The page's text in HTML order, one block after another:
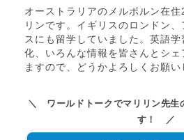
オーストラリアのメルボルン在
リンです。イギリスのロンドン
スにも留学していました。英語
化、いろんな情報を皆さんとシ
ますので、どうかよろしくお願い
＼ ワールドトークでマリリン先生
す！ ／